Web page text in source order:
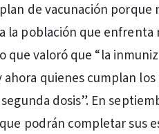
de vacunación porque
población que enfrenta
valoró que “la
ahora quienes cumplan
dosis”. En
podrán completar sus